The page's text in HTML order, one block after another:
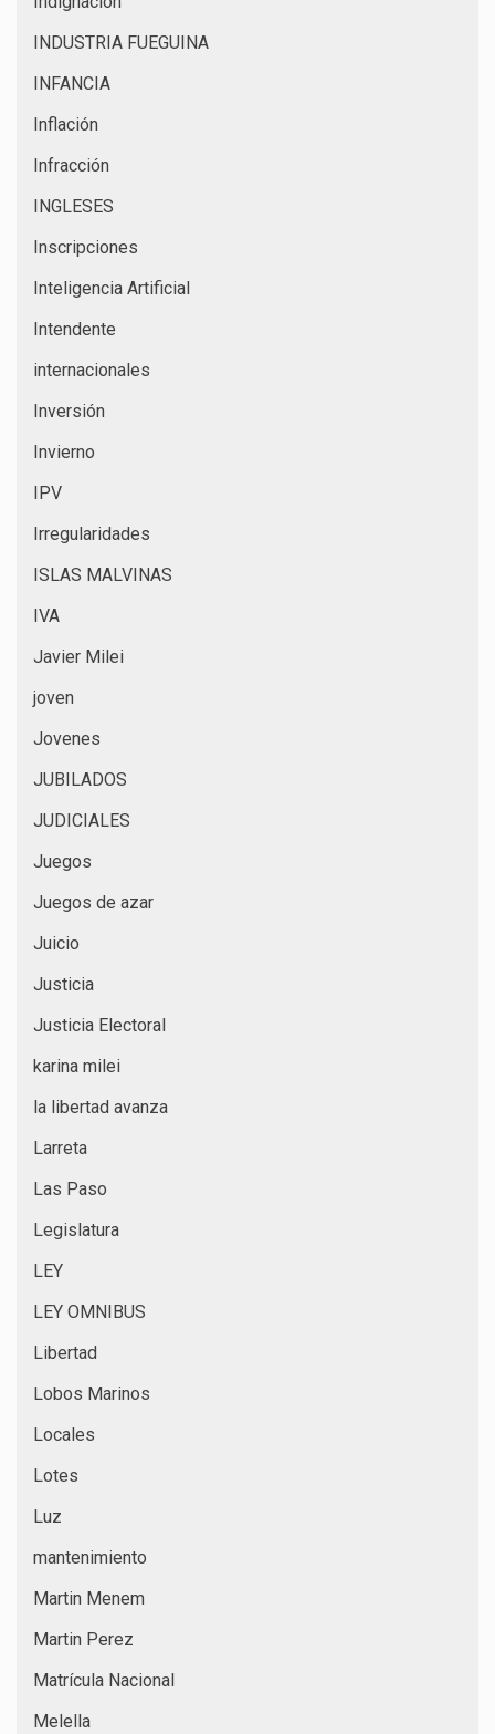
INDUSTRIA FUEGUINA
INFANCIA
Inflación
Infracción
INGLESES
Inscripciones
Inteligencia Artificial
Intendente
internacionales
Inversión
Invierno
IPV
Irregularidades
ISLAS MALVINAS
IVA
Javier Milei
joven
Jovenes
JUBILADOS
JUDICIALES
Juegos
Juegos de azar
Juicio
Justicia
Justicia Electoral
karina milei
la libertad avanza
Larreta
Las Paso
Legislatura
LEY
LEY OMNIBUS
Libertad
Lobos Marinos
Locales
Lotes
Luz
mantenimiento
Martin Menem
Martin Perez
Matrícula Nacional
Melella